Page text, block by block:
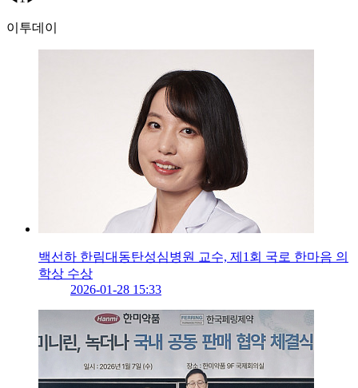
이투데이
백선하 한림대동탄성심병원 교수, 제1회 국로 한마음 의
학상 수상
2026-01-28 15:33